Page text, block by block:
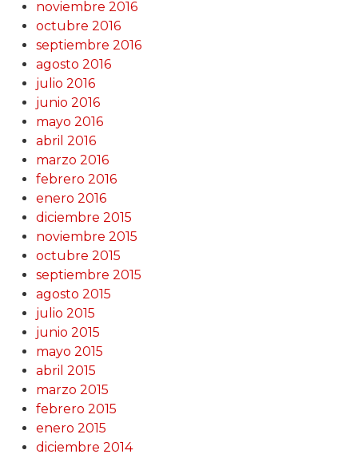
noviembre 2016
octubre 2016
septiembre 2016
agosto 2016
julio 2016
junio 2016
mayo 2016
abril 2016
marzo 2016
febrero 2016
enero 2016
diciembre 2015
noviembre 2015
octubre 2015
septiembre 2015
agosto 2015
julio 2015
junio 2015
mayo 2015
abril 2015
marzo 2015
febrero 2015
enero 2015
diciembre 2014